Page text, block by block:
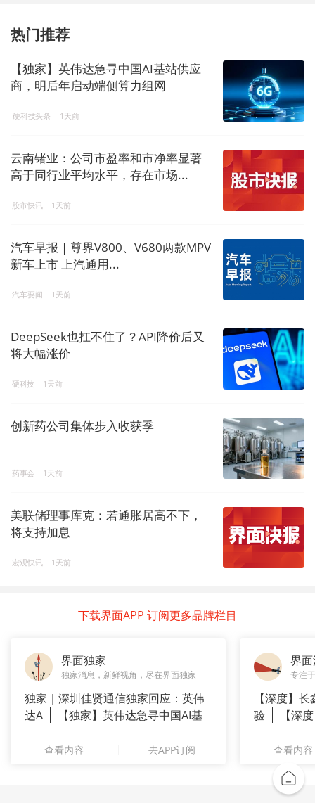
热门推荐
【独家】英伟达急寻中国AI基站供应
商，明后年启动端侧算力组网
硬科技头条 1天前
云南锗业：公司市盈率和市净率显著
高于同行业平均水平，存在市场...
股市快讯 1天前
汽车早报｜尊界V800、V680两款MPV
新车上市 上汽通用...
汽车要闻 1天前
DeepSeek也扛不住了？API降价后又
将大幅涨价
硬科技 1天前
创新药公司集体步入收获季
药事会 1天前
美联储理事库克：若通胀居高不下，
将支持加息
宏观快讯 1天前
下载界面APP 订阅更多品牌栏目
界面独家
独家消息，新鲜视角，尽在界面独家
独家｜深圳佳贤通信独家回应：英伟
达A
【独家】英伟达急寻中国AI基
查看内容 去APP订阅
界
专注
【深度】
验
【深
查看内容